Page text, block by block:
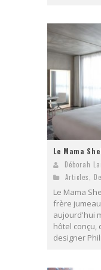
Le Mama
Déborah
Articles
Le Mama
frère
aujourd'hui
hôtel conçu,
designer